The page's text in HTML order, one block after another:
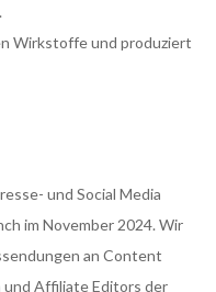
Wirkstoffe und produziert
und Social Media
im November 2024. Wir
an Content
Affiliate Editors der